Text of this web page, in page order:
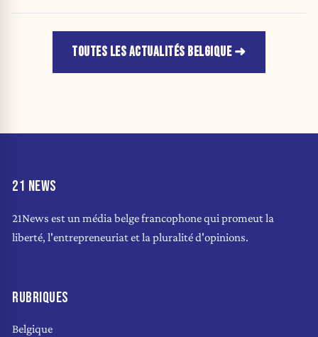
TOUTES LES ACTUALITÉS BELGIQUE
21 NEWS
21News est un média belge francophone qui promeut la
liberté, l'entrepreneuriat et la pluralité d'opinions.
RUBRIQUES
Belgique